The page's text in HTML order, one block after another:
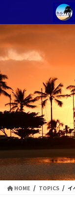
テ
ン
ツ
に
動
ゲ
ー
シ
ョ
に
移
動
HOME TOPICS イ